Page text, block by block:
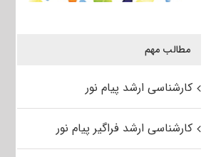
مطالب مهم
کارشناسی ارشد پیام نور
کارشناسی ارشد فراگیر پیام نور